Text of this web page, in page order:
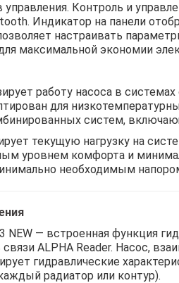
Контроль и
Индикатор на панели
настраивать
максимальной экономии
работу насоса в
для
систем,
текущую нагрузку на
уровнем комфорта и
необходимым
— встроенная функция
ALPHA Reader. Насос,
гидравлические
радиатор или контур).